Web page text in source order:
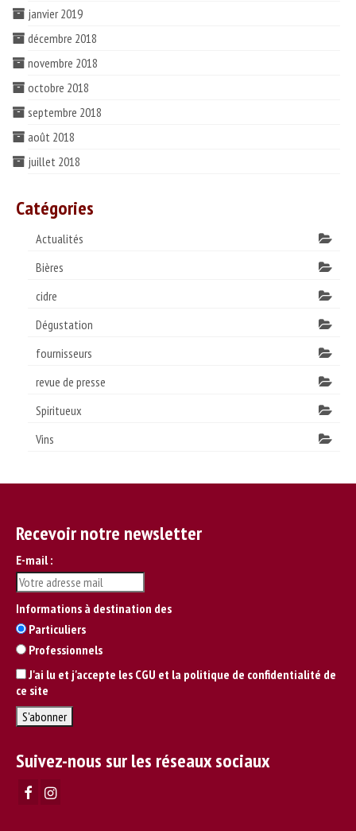
janvier 2019
décembre 2018
novembre 2018
octobre 2018
septembre 2018
août 2018
juillet 2018
Catégories
Actualités
Bières
cidre
Dégustation
fournisseurs
revue de presse
Spiritueux
Vins
Recevoir notre newsletter
E-mail :
Informations à destination des
Particuliers
Professionnels
J'ai lu et j'accepte les CGU et la politique de confidentialité de
ce site
Suivez-nous sur les réseaux sociaux